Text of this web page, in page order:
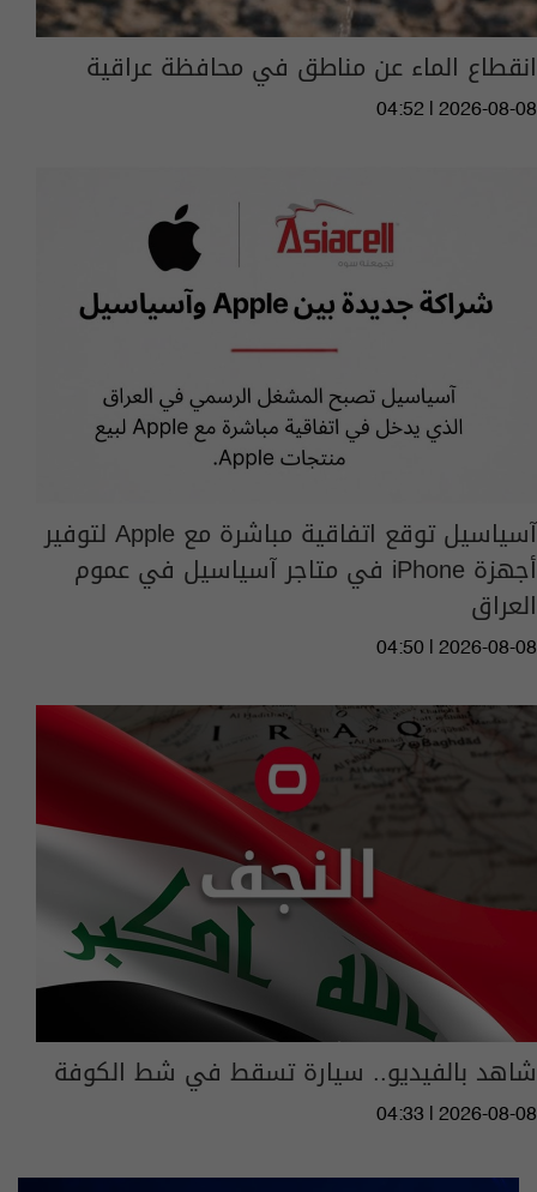
انقطاع الماء عن مناطق في محافظة عراقية
04:52 | 2026-08-08
آسياسيل توقع اتفاقية مباشرة مع Apple لتوفير
أجهزة iPhone في متاجر آسياسيل في عموم
العراق
04:50 | 2026-08-08
شاهد بالفيديو.. سيارة تسقط في شط الكوفة
04:33 | 2026-08-08